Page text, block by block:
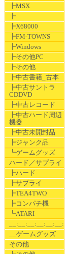
┣MSX
┣
┣X68000
┣FM-TOWNS
┣Windows
┣その他PC
┣その他
┣中古書籍_古本
┣中古サントラ
CDDVD
┣中古レコード
┣中古ハード周辺
機器
┣中古未開封品
┣ジャンク品
┗ゲームグッズ
ハード／サプライ
┣ハード
┣サプライ
┣TEA4TWO
┣コンパチ機
┗ATARI
__:__:__:__:__:__:__
__ゲームグッズ
その他